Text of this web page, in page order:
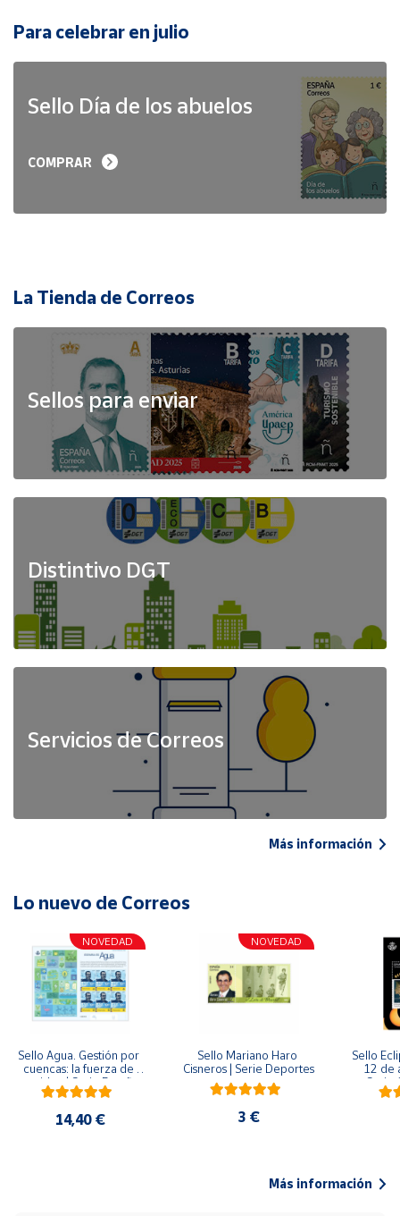
Para celebrar en julio
Sello Día de los abuelos
COMPRAR
La Tienda de Correos
Sellos para enviar
Distintivo DGT
Servicios de Correos
Más información
Lo nuevo de Correos
NOVEDAD
Sello Agua. Gestión por
cuencas: la fuerza de
una idea.| Serie España
ES| Pliego Premium
14,40 €
NOVEDAD
Sello Mariano Haro
Cisneros | Serie Deportes
3 €
Sello
12 de
Serie
Más información